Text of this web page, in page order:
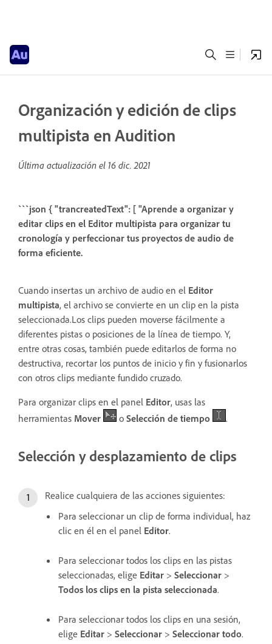
Organización y edición de clips
multipista en Audition
Última actualización el 16 dic. 2021
```json { "trancreatedText": [ "Aprende a organizar y
editar clips en el Editor multipista para organizar tu
cronología y perfeccionar tus proyectos de audio de
forma eficiente.
Cuando insertas un archivo de audio en el Editor
multipista, el archivo se convierte en un clip en la pista
seleccionada.Los clips pueden moverse fácilmente a
diferentes pistas o posiciones de la línea de tiempo. Y,
entre otras cosas, también puede editarlos de forma no
destructiva, recortar los puntos de inicio y fin y fusionarlos
con otros clips mediante fundido cruzado.
Para organizar clips en el panel Editor, usas las
herramientas Mover o Selección de tiempo .
Selección y desplazamiento de clips
Realice cualquiera de las acciones siguientes:
Para seleccionar un clip de forma individual, haz
clic en él en el panel Editor.
Para seleccionar todos los clips en las pistas
seleccionadas, elige Editar > Seleccionar >
Todos los clips en la pista seleccionada.
Para seleccionar todos los clips en una sesión,
elige Editar > Seleccionar > Seleccionar todo.